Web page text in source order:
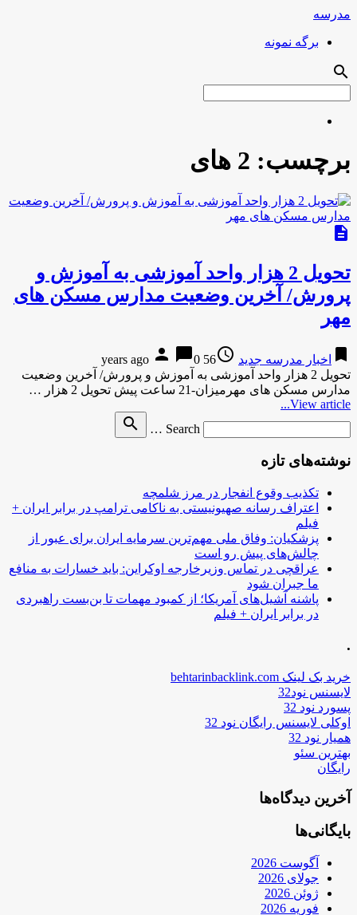
مدرسه
برگه نمونه
search
برچسب: 2 های
description
تحویل 2 هزار واحد آموزشی به آموزش و
پرورش/ آخرین وضعیت مدارس مسکن های
مهر
bookmark اخبار مدرسه جدید access_time
56 years ago
person chat_bubble0
تحویل 2 هزار واحد آموزشی به آموزش و پرورش/ آخرین وضعیت
مدارس مسکن های مهرمیزان-21 ساعت پیش تحویل 2 هزار …
View article...
Search …
search
نوشته‌های تازه
تکذیب وقوع انفجار در مرز شلمچه
اعتراف رسانه صهیونیستی به ناکامی ترامپ در برابر ایران +
فیلم
پزشکیان: وفاق ملی مهم‌ترین سرمایه ایران برای عبور از
چالش‌های پیش رو است
عراقچی در تماس وزیرخارجه اوکراین: باید خسارات به منافع
ما جبران شود
پاشنه آشیل‌های آمریکا؛ از کمبود مهمات تا بن‌بست راهبردی
در برابر ایران + فیلم
.
خرید بک لینک behtarinbacklink.com
لایسنس نود32
پسورد نود 32
اوکلی لایسنس رایگان نود 32
همیار نود 32
بهترین سئو
رایگان
آخرین دیدگاه‌ها
بایگانی‌ها
آگوست 2026
جولای 2026
ژوئن 2026
فوریه 2026